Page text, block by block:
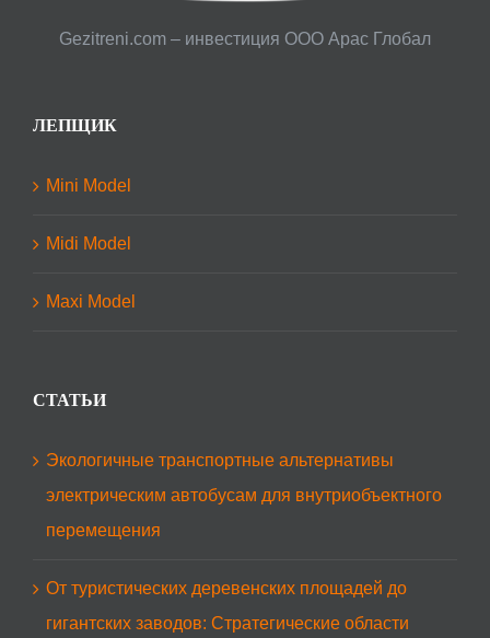
Gezitreni.com – инвестиция ООО Арас Глобал
ЛЕПЩИК
Mini Model
Midi Model
Maxi Model
СТАТЬИ
Экологичные транспортные альтернативы
электрическим автобусам для внутриобъектного
перемещения
От туристических деревенских площадей до
гигантских заводов: Стратегические области